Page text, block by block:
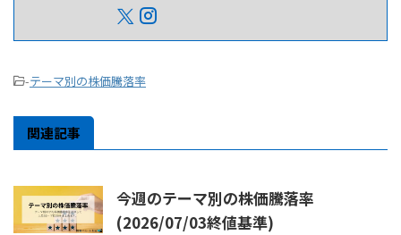
-テーマ別の株価騰落率
関連記事
今週のテーマ別の株価騰落率
(2026/07/03終値基準)